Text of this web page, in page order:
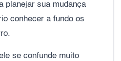
planejar sua mudança
conhecer a fundo os
se confunde muito